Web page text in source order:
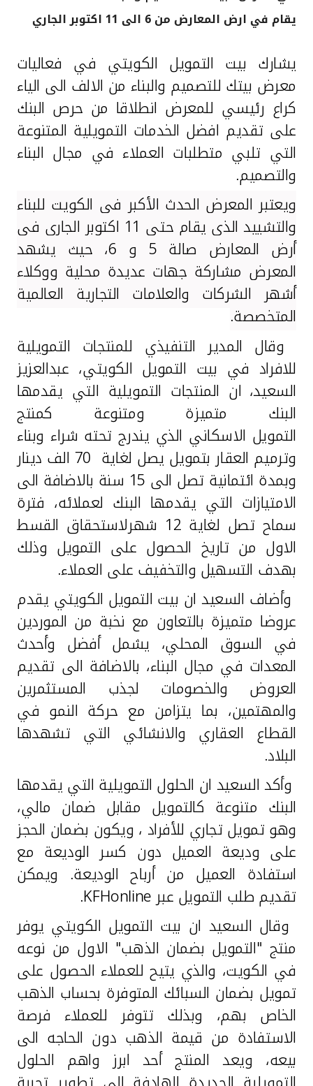
القنوات المصرفية
أدوات وخدمات
خدمات ما بعد البيع
اتصل بنا
مواقع الفروع وأجهزة الصرف الآلي
ألمانيا
ماليزيا
تركيا
مصر
المملكة المتحدة
مملكة البحرين
يقام في ارض المعارض من 6 الى 11 اكتوبر الجاري
يشارك بيت التمويل الكويتي في فعاليات
معرض بيتك للتصميم والبناء من الالف الى الياء
كراع رئيسي للمعرض انطلاقا من حرص البنك
على تقديم افضل الخدمات التمويلية المتنوعة
التي تلبي متطلبات العملاء في مجال البناء
والتصميم.
ويعتبر المعرض الحدث الأكبر في الكويت للبناء
والتشييد الذي يقام حتى 11 اكتوبر الجاري في
أرض المعارض صالة 5 و 6، حيث يشهد
المعرض مشاركة جهات عديدة محلية ووكلاء
أشهر الشركات والعلامات التجارية العالمية
المتخصصة.
وقال المدير التنفيذي للمنتجات التمويلية
للافراد في بيت التمويل الكويتي، عبدالعزيز
السعيد، ان المنتجات التمويلية التي يقدمها
البنك متميزة ومتنوعة كمنتج
التمويل الاسكاني الذي يندرج تحته شراء وبناء
وترميم العقار بتمويل يصل لغاية 70 الف دينار
وبمدة ائتمانية تصل الى 15 سنة بالاضافة الى
الامتيازات التي يقدمها البنك لعملائه، فترة
سماح تصل لغاية 12 شهرلاستحقاق القسط
الاول من تاريخ الحصول على التمويل وذلك
بهدف التسهيل والتخفيف على العملاء.
وأضاف السعيد ان بيت التمويل الكويتي يقدم
عروضا متميزة بالتعاون مع نخبة من الموردين
في السوق المحلي، يشمل أفضل وأحدث
المعدات في مجال البناء، بالاضافة الى تقديم
العروض والخصومات لجذب المستثمرين
والمهتمين، بما يتزامن مع حركة النمو في
القطاع العقاري والانشائي التي تشهدها
البلاد.
وأكد السعيد ان الحلول التمويلية التي يقدمها
البنك متنوعة كالتمويل مقابل ضمان مالي،
وهو تمويل تجاري للأفراد ، ويكون بضمان الحجز
على وديعة العميل دون كسر الوديعة مع
استفادة العميل من أرباح الوديعة. ويمكن
تقديم طلب التمويل عبرKFHonline
.
وقال السعيد ان بيت التمويل الكويتي يوفر
منتج "التمويل بضمان الذهب" الاول من نوعه
في الكويت، والذي يتيح للعملاء الحصول على
تمويل بضمان السبائك المتوفرة بحساب الذهب
الخاص بهم، وبذلك تتوفر للعملاء فرصة
الاستفادة من قيمة الذهب دون الحاجه الى
بيعه، ويعد المنتج أحد ابرز واهم الحلول